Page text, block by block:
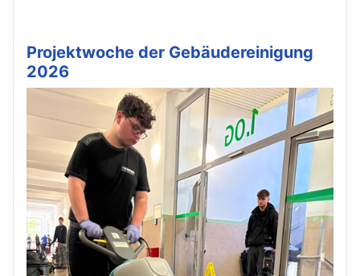
Projektwoche der Gebäudereinigung
2026